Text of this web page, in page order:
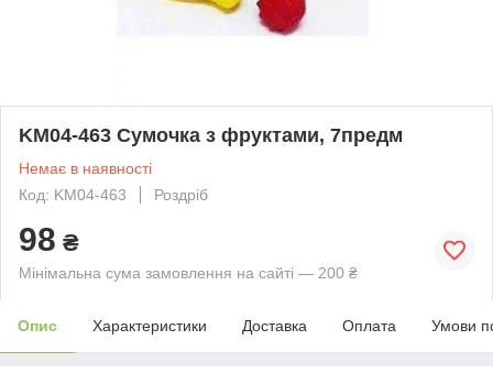
KM04-463 Сумочка з фруктами, 7предм
Немає в наявності
Код: KM04-463
Роздріб
98 ₴
Мінімальна сума замовлення на сайті — 200 ₴
Опис Характеристики Доставка Оплата Умови